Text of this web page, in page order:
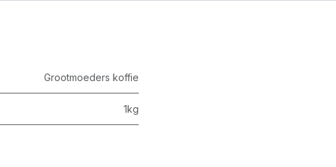
Grootmoeders koffie
1kg